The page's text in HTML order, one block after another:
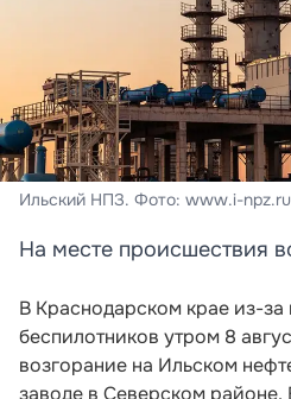
Ильский НПЗ. Фото: www.i-npz.ru
На месте происшествия
В Краснодарском крае из-
беспилотников утром 8
возгорание на Ильском
заводе в Северском районе.